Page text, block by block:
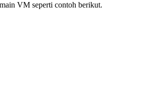
VM seperti contoh berikut.